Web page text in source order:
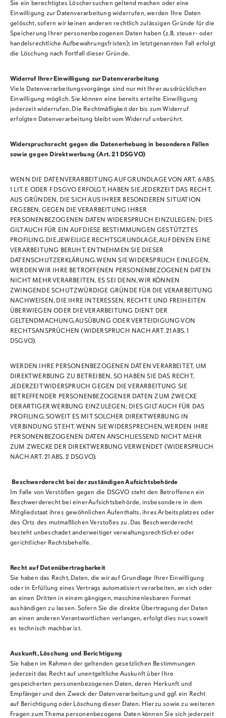
Sie ein berechtigtes Löschersuchen geltend machen oder eine
Einwilligung zur Datenverarbeitung widerrufen, werden Ihre Daten
gelöscht, sofern wir keinen anderen rechtlich zulässigen Gründe für die
Speicherung Ihrer personenbezogenen Daten haben (z.B. steuer- oder
handelsrechtliche Aufbewahrungsfristen); im letztgenannten Fall erfolgt
die Löschung nach Fortfall dieser Gründe.
Widerruf Ihrer Einwilligung zur Datenverarbeitung
Viele Datenverarbeitungsvorgänge sind nur mit Ihrer ausdrücklichen
Einwilligung möglich. Sie können eine bereits erteilte Einwilligung
jederzeit widerrufen. Die Rechtmäßigkeit der bis zum Widerruf
erfolgten Datenverarbeitung bleibt vom Widerruf unberührt.
Widerspruchsrecht gegen die Datenerhebung in besonderen Fällen
sowie gegen Direktwerbung (Art. 21 DSGVO)
WENN DIE DATENVERARBEITUNG AUF GRUNDLAGE VON ART. 6 ABS.
1 LIT. E ODER F DSGVO ERFOLGT, HABEN SIE JEDERZEIT DAS RECHT,
AUS GRÜNDEN, DIE SICH AUS IHRER BESONDEREN SITUATION
ERGEBEN, GEGEN DIE VERARBEITUNG IHRER
PERSONENBEZOGENEN DATEN WIDERSPRUCH EINZULEGEN; DIES
GILT AUCH FÜR EIN AUF DIESE BESTIMMUNGEN GESTÜTZTES
PROFILING. DIE JEWEILIGE RECHTSGRUNDLAGE, AUF DENEN EINE
VERARBEITUNG BERUHT, ENTNEHMEN SIE DIESER
DATENSCHUTZERKLÄRUNG. WENN SIE WIDERSPRUCH EINLEGEN,
WERDEN WIR IHRE BETROFFENEN PERSONENBEZOGENEN DATEN
NICHT MEHR VERARBEITEN, ES SEI DENN, WIR KÖNNEN
ZWINGENDE SCHUTZWÜRDIGE GRÜNDE FÜR DIE VERARBEITUNG
NACHWEISEN, DIE IHRE INTERESSEN, RECHTE UND FREIHEITEN
ÜBERWIEGEN ODER DIE VERARBEITUNG DIENT DER
GELTENDMACHUNG, AUSÜBUNG ODER VERTEIDIGUNG VON
RECHTSANSPRÜCHEN (WIDERSPRUCH NACH ART. 21 ABS. 1
DSGVO).
WERDEN IHRE PERSONENBEZOGENEN DATEN VERARBEITET, UM
DIREKTWERBUNG ZU BETREIBEN, SO HABEN SIE DAS RECHT,
JEDERZEIT WIDERSPRUCH GEGEN DIE VERARBEITUNG SIE
BETREFFENDER PERSONENBEZOGENER DATEN ZUM ZWECKE
DERARTIGER WERBUNG EINZULEGEN; DIES GILT AUCH FÜR DAS
PROFILING, SOWEIT ES MIT SOLCHER DIREKTWERBUNG IN
VERBINDUNG STEHT. WENN SIE WIDERSPRECHEN, WERDEN IHRE
PERSONENBEZOGENEN DATEN ANSCHLIESSEND NICHT MEHR
ZUM ZWECKE DER DIREKTWERBUNG VERWENDET (WIDERSPRUCH
NACH ART. 21 ABS. 2 DSGVO).
Beschwerderecht bei der zuständigen Aufsichtsbehörde
Im Falle von Verstößen gegen die DSGVO steht den Betroffenen ein
Beschwerderecht bei einer Aufsichtsbehörde, insbesondere in dem
Mitgliedstaat ihres gewöhnlichen Aufenthalts, ihres Arbeitsplatzes oder
des Orts des mutmaßlichen Verstoßes zu. Das Beschwerderecht
besteht unbeschadet anderweitiger verwaltungsrechtlicher oder
gerichtlicher Rechtsbehelfe.
Recht auf Datenübertragbarkeit
Sie haben das Recht, Daten, die wir auf Grundlage Ihrer Einwilligung
oder in Erfüllung eines Vertrags automatisiert verarbeiten, an sich oder
an einen Dritten in einem gängigen, maschinenlesbaren Format
aushändigen zu lassen. Sofern Sie die direkte Übertragung der Daten
an einen anderen Verantwortlichen verlangen, erfolgt dies nur, soweit
es technisch machbar ist.
Auskunft, Löschung und Berichtigung
Sie haben im Rahmen der geltenden gesetzlichen Bestimmungen
jederzeit das Recht auf unentgeltliche Auskunft über Ihre
gespeicherten personenbezogenen Daten, deren Herkunft und
Empfänger und den Zweck der Datenverarbeitung und ggf. ein Recht
auf Berichtigung oder Löschung dieser Daten. Hierzu sowie zu weiteren
Fragen zum Thema personenbezogene Daten können Sie sich jederzeit